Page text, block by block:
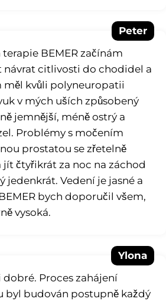
Peter
BEMER začínám
citlivosti do chodidel a
měl kvůli polyneuropatii
v mých uších způsobený
jemnější, méně ostrý a
Problémy s močením
prostatou se zřetelně
čtyřikrát za noc na záchod
jedenkrát. Vedení je jasné a
bych doporučil všem,
vysoká.
Ylona
Proces zahájení
byl budován postupně každý